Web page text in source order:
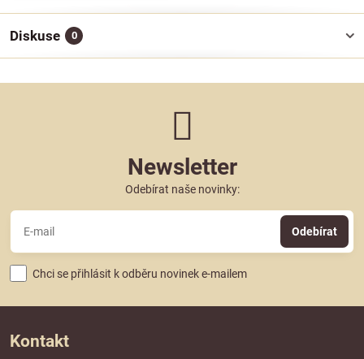
Diskuse 0
Newsletter
Odebírat naše novinky:
Odebírat
Chci se přihlásit k odběru novinek e-mailem
Kontakt